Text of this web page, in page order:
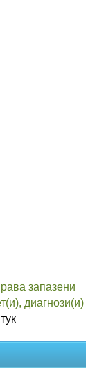
запазени
диагнози(и)